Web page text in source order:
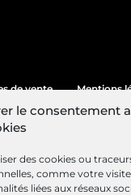
le consentement
des cookies ou
comme votre
liées aux réseaux
de vente Mentions
par Lézards